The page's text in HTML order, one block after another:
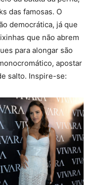
das famosas. O
democrática, já que
que não abrem
para alongar são
apostar
salto. Inspire-se: